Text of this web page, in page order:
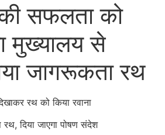
सफलता को
मुख्यालय से
जागरूकता रथ
रथ को किया रवाना
दिया जाएगा पोषण संदेश